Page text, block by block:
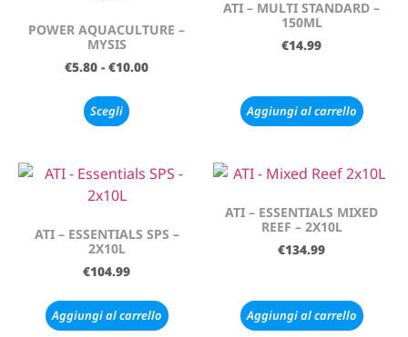
POWER AQUACULTURE –
MYSIS
€5.80 - €10.00
Scegli
ATI – MULTI STANDARD –
150ML
€14.99
Aggiungi al carrello
ATI – ESSENTIALS SPS –
2X10L
€104.99
Aggiungi al carrello
ATI – ESSENTIALS MIXED
REEF – 2X10L
€134.99
Aggiungi al carrello